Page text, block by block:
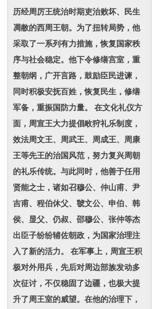
历经周厉王统治时期吏治败坏、民生
凋敝的西周王朝。为了扭转局势，他
采取了一系列有力措施，恢复国家秩
序与社会稳定。他下令修缮宫室，重
整朝纲，广开言路，鼓励臣民进谏，
同时积极安抚百姓，恢复民生，修缮
军备，重振国防力量。 在文化礼仪方
面，周宣王大力提倡畋狩礼乐制度，
效法周文王、周武王、周成王、周康
王等先王的治国风范，努力复兴周朝
的礼乐传统。与此同时，他善于任用
贤能之士，诸如召穆公、仲山甫、尹
吉甫、程伯休父、虢文公、申伯、韩
侯、显父、仍叔、邵穆公、张仲等杰
出臣子纷纷辅佐朝政，为国家治理注
入了新的活力。 在军事上，周宣王积
极对外用兵，先后对周边部族发动多
次征讨，不仅稳固了边疆，也极大提
升了周王室的威望。在他的治理下，